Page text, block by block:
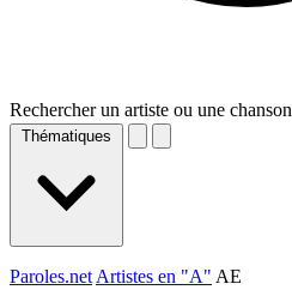
Rechercher un artiste ou une chanson
Thématiques
Paroles.net Artistes en "A" AE